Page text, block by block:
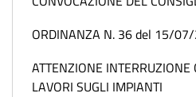
ORDINANZA N. 36 del 15/
ATTENZIONE INTERRUZIONE
LAVORI SUGLI IMPIANTI